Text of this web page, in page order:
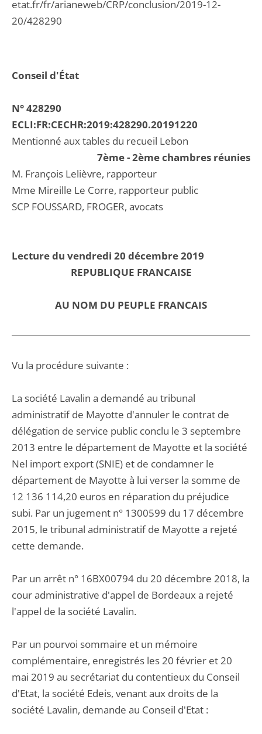
Conseil d'État
N° 428290
ECLI:FR:CECHR:2019:428290.20191220
Mentionné aux tables du recueil Lebon
7ème - 2ème chambres réunies
M. François Lelièvre, rapporteur
Mme Mireille Le Corre, rapporteur public
SCP FOUSSARD, FROGER, avocats
Lecture du vendredi 20 décembre 2019
REPUBLIQUE FRANCAISE
AU NOM DU PEUPLE FRANCAIS
Vu la procédure suivante :
La société Lavalin a demandé au tribunal
administratif de Mayotte d'annuler le contrat de
délégation de service public conclu le 3 septembre
2013 entre le département de Mayotte et la société
Nel import export (SNIE) et de condamner le
département de Mayotte à lui verser la somme de
12 136 114,20 euros en réparation du préjudice
subi. Par un jugement n° 1300599 du 17 décembre
2015, le tribunal administratif de Mayotte a rejeté
cette demande.
Par un arrêt n° 16BX00794 du 20 décembre 2018, la
cour administrative d'appel de Bordeaux a rejeté
l'appel de la société Lavalin.
Par un pourvoi sommaire et un mémoire
complémentaire, enregistrés les 20 février et 20
mai 2019 au secrétariat du contentieux du Conseil
d'Etat, la société Edeis, venant aux droits de la
société Lavalin, demande au Conseil d'Etat :
etat.fr/fr/arianeweb/CRP/conclusion/2019-12-
20/428290